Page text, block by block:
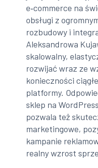
e‑commerce na
obsługi z
rozbudowy i
Aleksandrowa
skalowalny,
rozwijać wraz ze
konieczności
platformy.
sklep na
pozwala też
marketingowe,
kampanie
realny wzrost